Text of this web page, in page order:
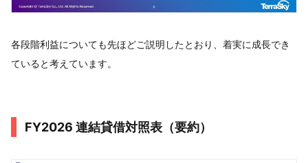
各段階利益についても先ほどご説明したとおり、着実に成長でき
ていると考えています。
FY2026 連結貸借対照表（要約）